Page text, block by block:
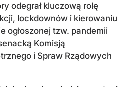
odegrał kluczową rolę
lockdownów i kierowaniu
ogłoszonej tzw. pandemii
Komisją
i Spraw Rządowych